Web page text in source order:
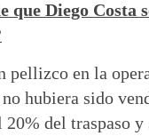
que Diego Costa
pellizco en la
hubiera sido
del traspaso